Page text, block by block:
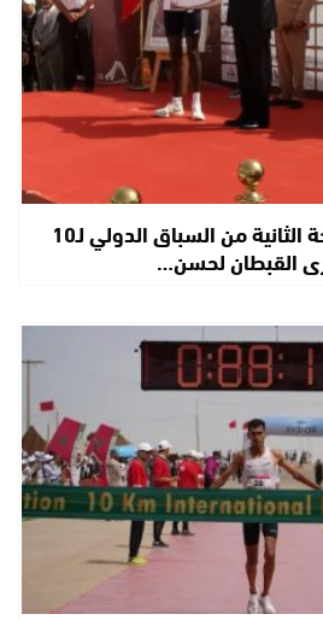
الدشيرة تحتضن النسخة الثانية من السباق الدولي لـ10
القبطان لحسن…